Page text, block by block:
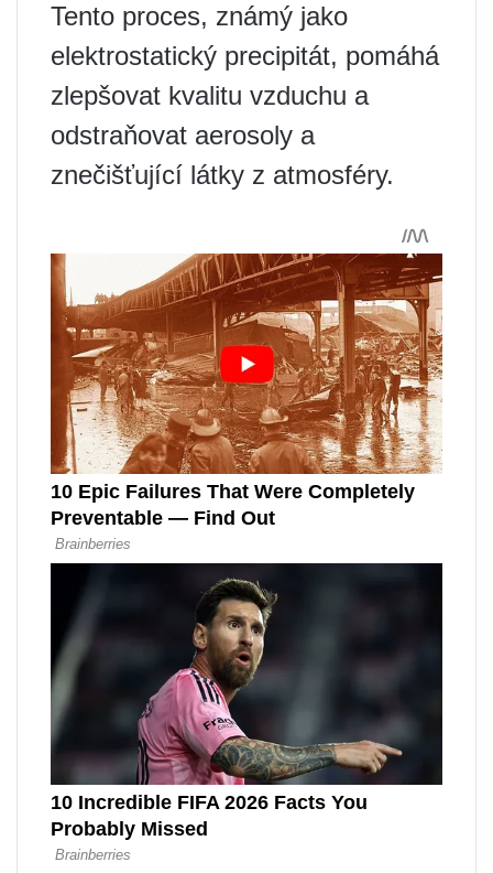
Tento proces, známý jako
elektrostatický precipitát, pomáhá
zlepšovat kvalitu vzduchu a
odstraňovat aerosoly a
znečišťující látky z atmosféry.